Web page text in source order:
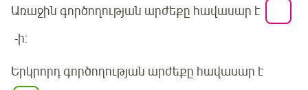
Առաջին գործողության արժեքը հավասար է
-ի:
Երկրորդ գործողության արժեքը հավասար է